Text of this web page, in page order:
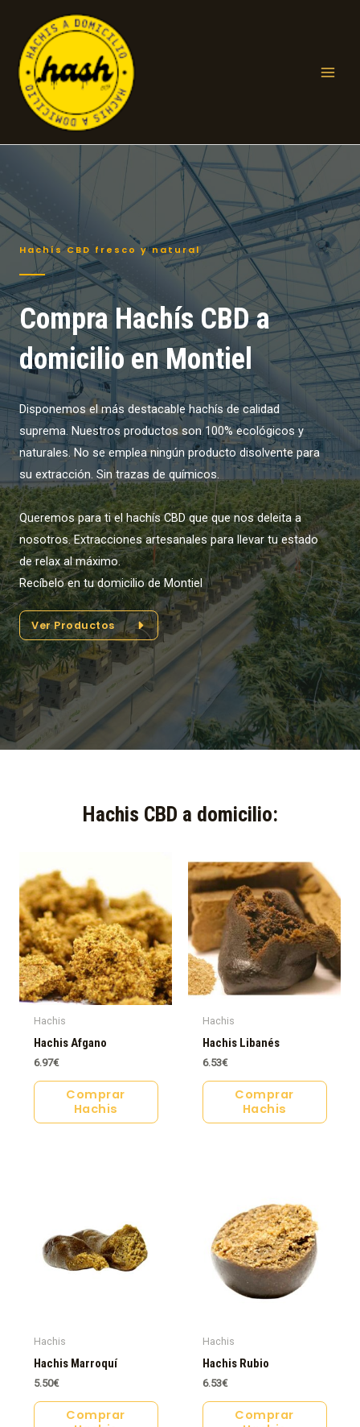
contenido
Hachís CBD fresco y natural
Compra Hachís CBD a
domicilio en Montiel
Disponemos el más destacable hachís de calidad
suprema. Nuestros productos son 100% ecológicos y
naturales. No se emplea ningún producto disolvente para
su extracción. Sin trazas de químicos.
Queremos para ti el hachís CBD que que nos deleita a
nosotros. Extracciones artesanales para llevar tu estado
de relax al máximo.
Recíbelo en tu domicilio de Montiel
Ver Productos
Hachis CBD a domicilio:​
Hachis
Hachis Afgano
6.97€
Comprar
Hachis
Hachis
Hachis Libanés
6.53€
Comprar
Hachis
Hachis
Hachis Marroquí
5.50€
Comprar
Hachis
Hachis Rubio
6.53€
Comprar